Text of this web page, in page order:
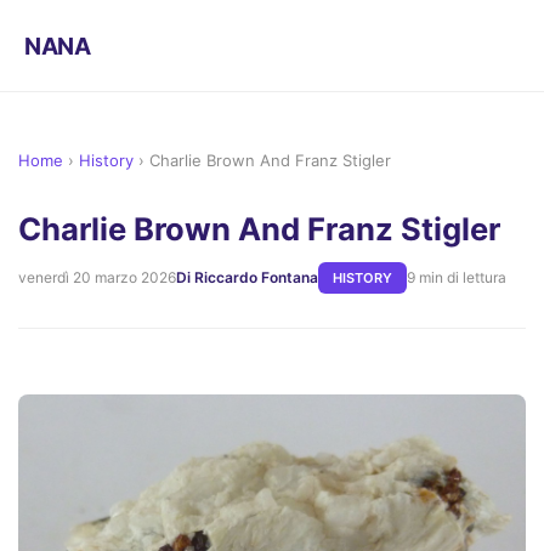
NANA
Home › History › Charlie Brown And Franz Stigler
Charlie Brown And Franz Stigler
venerdì 20 marzo 2026Di Riccardo Fontana HISTORY 9 min di lettura